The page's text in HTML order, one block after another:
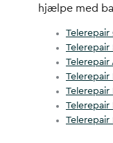
hjælpe med
Telerepair
Telerepair
Telerepair
Telerepair
Telerepair
Telerepair